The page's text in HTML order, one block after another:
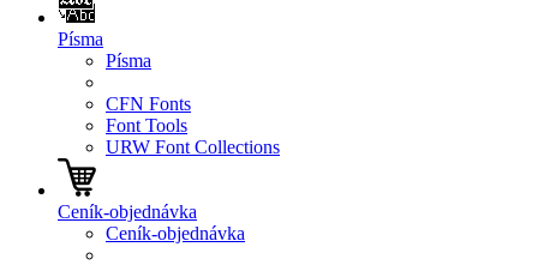
Písma
Písma
CFN Fonts
Font Tools
URW Font Collections
Ceník-objednávka
Ceník-objednávka